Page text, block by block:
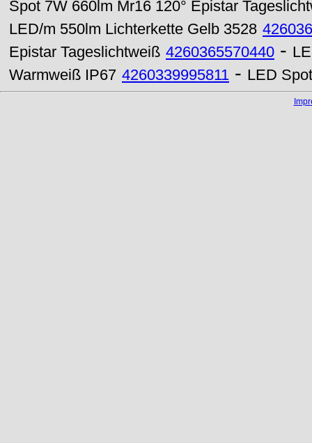
Spot 7W 660lm Mr16 120° Epistar
LED/m 550lm Lichterkette Gelb 3528
Epistar Tageslichtweiß 4260365570440 -
Warmweiß IP67 4260339995811 - LED